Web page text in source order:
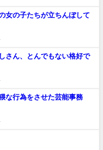
女の子たちが立ちんぼして
さん、とんでもない格好で
な行為をさせた芸能事務